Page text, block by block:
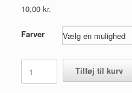
10,00 kr.
Farver
Mini
Elefant
mobile
Tilføj til kurv